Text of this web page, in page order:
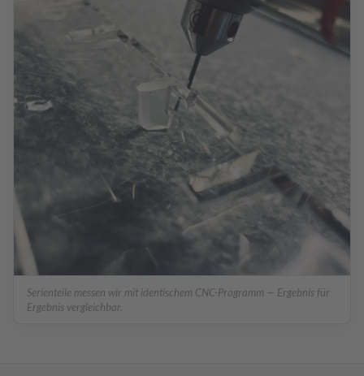
Serienteile messen wir mit identischem CNC-Programm — Ergebnis für
Ergebnis vergleichbar.